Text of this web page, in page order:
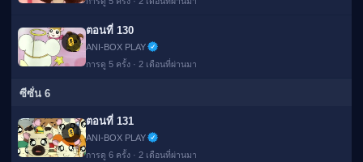
🔒
ตอนที่ 130
ANI-BOX PLAY
การดู 5 ครั้ง · 2 เดือนที่ผ่านมา
ซีซั่น 6
🔒
ตอนที่ 131
ANI-BOX PLAY
การดู 6 ครั้ง · 2 เดือนที่ผ่านมา